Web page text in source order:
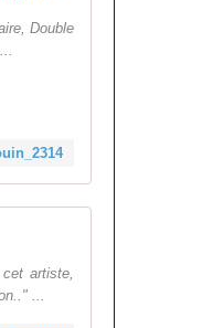
Double
artiste,
...